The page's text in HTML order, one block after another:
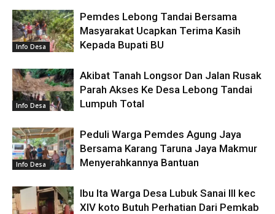
Info Desa
Pemdes Lebong Tandai Bersama
Masyarakat Ucapkan Terima Kasih
Kepada Bupati BU
Info Desa
Akibat Tanah Longsor Dan Jalan Rusak
Parah Akses Ke Desa Lebong Tandai
Lumpuh Total
Info Desa
Peduli Warga Pemdes Agung Jaya
Bersama Karang Taruna Jaya Makmur
Menyerahkannya Bantuan
Ibu Ita Warga Desa Lubuk Sanai lll kec
XIV koto Butuh Perhatian Dari Pemkab